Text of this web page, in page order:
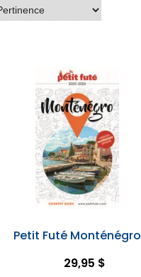
Petit Futé Monténégro
29,95 $